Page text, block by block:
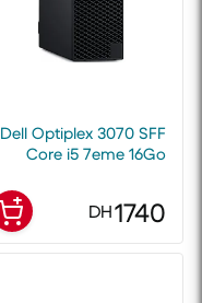
Dell Optiplex 3070 SFF
Core i5 7eme 16Go
1740
DH